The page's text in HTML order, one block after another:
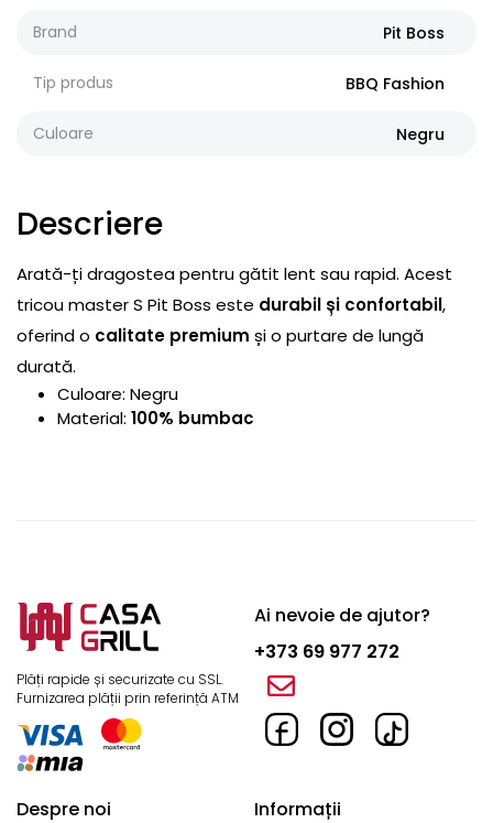
Brand Pit Boss
Tip produs BBQ Fashion
Culoare Negru
Descriere
Arată-ți dragostea pentru gătit lent sau rapid. Acest
tricou master S Pit Boss este durabil și confortabil,
oferind o calitate premium și o purtare de lungă
durată.
Culoare: Negru
Material: 100% bumbac
Plăți rapide și securizate cu SSL.
Furnizarea plății prin referință ATM
Ai nevoie de ajutor?
+373 69 977 272
Despre noi Informații